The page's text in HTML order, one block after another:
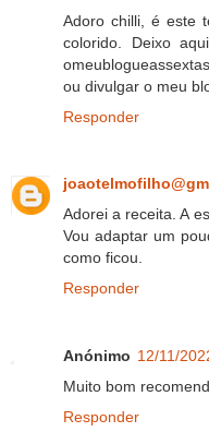
Adoro chilli, é este
colorido. Deixo
ou divulgar o meu
Responder
Adorei a receita. A
Vou adaptar um
como ficou.
Responder
Anónimo 12/11/
Muito bom
Responder